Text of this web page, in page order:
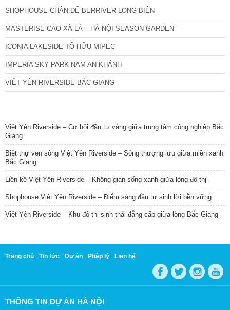
SHOPHOUSE CHÂN ĐẾ BERRIVER LONG BIÊN
MASTERISE CAO XÀ LÁ – HÀ NỘI SEASON GARDEN
ICONIA LAKESIDE TỐ HỮU MIPEC
IMPERIA SKY PARK NAM AN KHÁNH
VIỆT YÊN RIVERSIDE BẮC GIANG
Việt Yên Riverside – Cơ hội đầu tư vàng giữa trung tâm công nghiệp Bắc
Giang
Biệt thự ven sông Việt Yên Riverside – Sống thượng lưu giữa miền xanh
Bắc Giang
Liền kề Việt Yên Riverside – Không gian sống xanh giữa lòng đô thị
Shophouse Việt Yên Riverside – Điểm sáng đầu tư sinh lời bền vững
Việt Yên Riverside – Khu đô thị sinh thái đẳng cấp giữa lòng Bắc Giang
Trang chủ Tin tức Dự án Pháp lý Liên hệ
THÔNG TIN DỰ ÁN HÀ NỘI